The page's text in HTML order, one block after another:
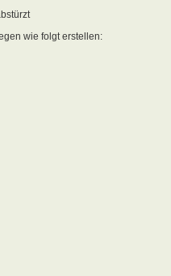
wie folgt erstellen: